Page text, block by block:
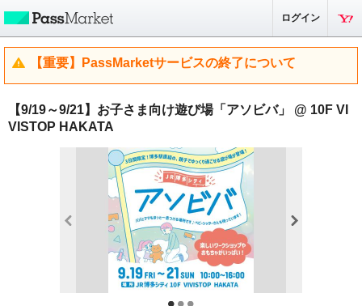
ログイン
【重要】PassMarketサービスの終了について
【9/19～9/21】お子さま向け遊び場「アソビバ」 @ 10F VI
VISTOP HAKATA